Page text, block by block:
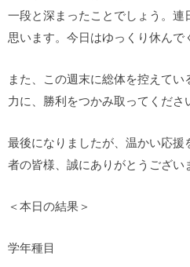
一段と深まったことでしょう。連
思います。今日はゆっくり休んで
また、この週末に総体を控えて
力に、勝利をつかみ取ってくださ
最後になりましたが、温かい応
者の皆様、誠にありがとうござい
＜本日の結果＞
学年種目